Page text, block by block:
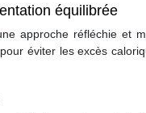
équilibrée
approche réfléchie et
éviter les excès